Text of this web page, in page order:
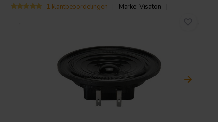
1 klantbeoordelingen Marke:Visaton